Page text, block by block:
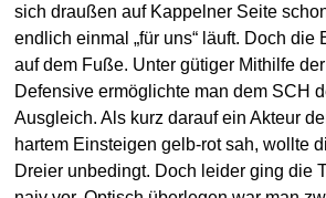
sich draußen auf Kappelner Seite
endlich einmal „für uns“ läuft. Doch die
auf dem Fuße. Unter gütiger Mithilfe
Defensive ermöglichte man dem SCH
Ausgleich. Als kurz darauf ein Akteur
hartem Einsteigen gelb-rot sah, wollte
Dreier unbedingt. Doch leider ging die